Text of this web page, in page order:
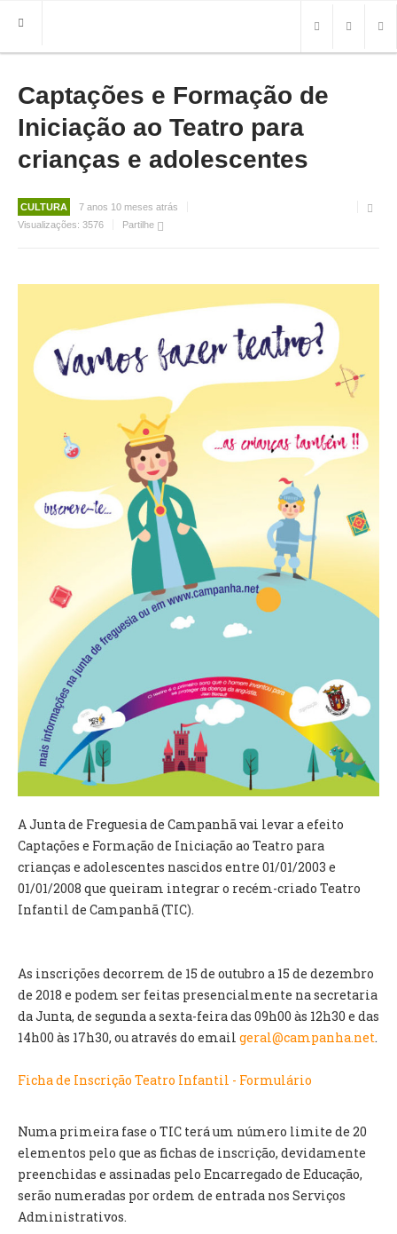
HOME
FREGUESIA
INFO
MAPA
ROTEIRO TURÍSTICO
BRASÃO
FOTOS
AUTARQUIA
CONSTITUIÇÃO
EXECUTIVO E PELOUROS
ASSEMBLEIA DE FREGUESIA
GRAVAÇÕES DAS REUNIÕES PÚBLICAS DO EXECUTIVO
DOCUMENTOS
ATAS E DOCUMENTOS DA ASSEMBLEIA
EDITAIS
REGULAMENTOS E TAXAS
PLANO E ORÇAMENTO
RELATÓRIO E CONTAS
INVENTÁRIO
RECRUTAMENTO PESSOAL
CÓDIGO DE CONDUTA
ORÇAMENTO COLABORATIVO
FUNDO DE APOIO AO ASSOCIATIVISMO
SUBVENÇÕES PÚBLICAS
SECRETARIA
CEMITÉRIO
VENDA AMBULANTE
Captações e Formação de
Iniciação ao Teatro para
crianças e adolescentes
CULTURA
7 anos 10 meses atrás
Visualizações: 3576 Partilhe
A Junta de Freguesia de Campanhã vai levar a efeito
Captações e Formação de Iniciação ao Teatro para
crianças e adolescentes nascidos entre 01/01/2003 e
01/01/2008 que queiram integrar o recém-criado Teatro
Infantil de Campanhã (TIC).
As inscrições decorrem de 15 de outubro a 15 de dezembro
de 2018 e podem ser feitas presencialmente na secretaria
da Junta, de segunda a sexta-feira das 09h00 às 12h30 e das
14h00 às 17h30, ou através do email geral@campanha.net.
Ficha de Inscrição Teatro Infantil - Formulário
Numa primeira fase o TIC terá um número limite de 20
elementos pelo que as fichas de inscrição, devidamente
preenchidas e assinadas pelo Encarregado de Educação,
serão numeradas por ordem de entrada nos Serviços
Administrativos.